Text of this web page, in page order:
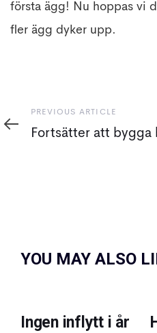
första ägg! Nu hoppas vi
fler ägg dyker upp.
Previous
Article
PREVIOUS ARTICLE
Fortsätter att bygga
YOU MAY ALSO
Ingen inflytt i år